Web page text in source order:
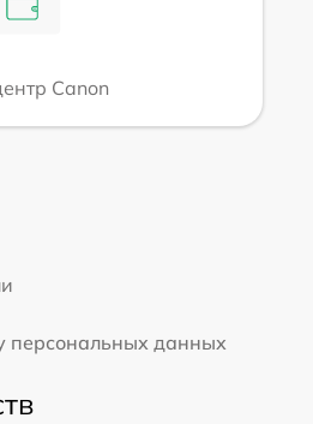
Canon
персональных данных